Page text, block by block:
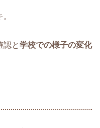
認と学校での様子の変化